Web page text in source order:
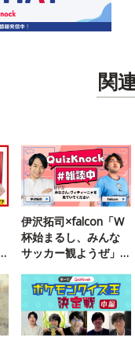
関
伊沢拓司×falcon「W
杯始まるし、みんな
サッカー観ようぜ」